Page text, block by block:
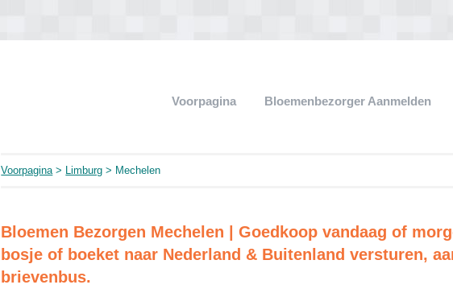
Voorpagina Bloemenbezorger Aanmelden
Voorpagina> Limburg > Mechelen
Bloemen Bezorgen Mechelen | Goedkoop vandaag of
bosje of boeket naar Nederland & Buitenland versturen,
brievenbus.